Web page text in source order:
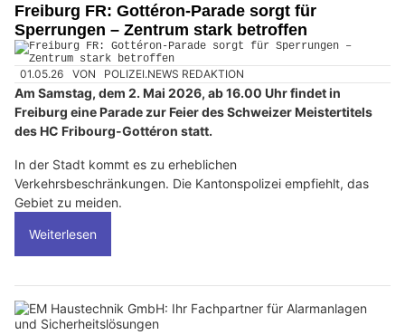
Freiburg FR: Gottéron-Parade sorgt für
Sperrungen – Zentrum stark betroffen
01.05.26 VON POLIZEI.NEWS REDAKTION
Am Samstag, dem 2. Mai 2026, ab 16.00 Uhr findet in
Freiburg eine Parade zur Feier des Schweizer Meistertitels
des HC Fribourg-Gottéron statt.
In der Stadt kommt es zu erheblichen
Verkehrsbeschränkungen. Die Kantonspolizei empfiehlt, das
Gebiet zu meiden.
Weiterlesen